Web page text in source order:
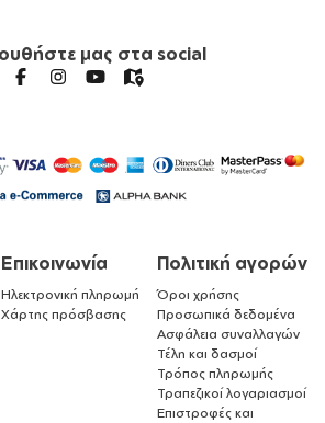
μας στα social
Επικοινωνία
Ηλεκτρονική πληρωμή
Χάρτης πρόσβασης
Πολιτική αγορών
Όροι χρήσης
Προσωπικά δεδομένα
Ασφάλεια συναλλαγών
Τέλη και δασμοί
Τρόπος πληρωμής
Τραπεζικοί λογαριασμοί
Επιστροφές και